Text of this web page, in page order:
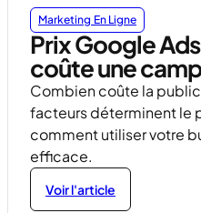
Marketing En Ligne
Prix Google
coûte une
Combien coûte la
facteurs déterminent le
comment utiliser votre
efficace.
Voir l'article